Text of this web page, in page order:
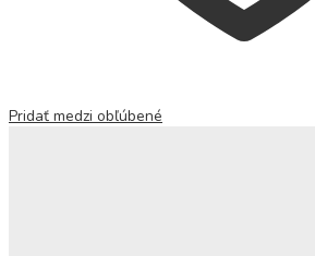
Pridať medzi obľúbené